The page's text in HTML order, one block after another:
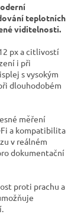
teplotních
viditelnosti.
px a citlivostí
i při
s vysokým
dlouhodobém
měření
a kompatibilita
v reálném
dokumentační
proti prachu a